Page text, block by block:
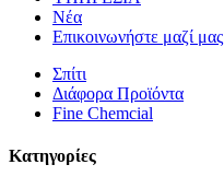
Νέα
Επικοινωνήστε μαζί μας
Σπίτι
Διάφορα Προϊόντα
Fine Chemcial
Κατηγορίες